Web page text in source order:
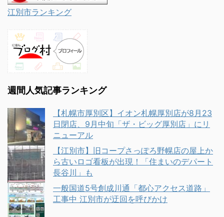
江別市ランキング
週間人気記事ランキング
【札幌市厚別区】イオン札幌厚別店が8月23
日閉店、9月中旬「ザ・ビッグ厚別店」にリ
ニューアル
【江別市】旧コープさっぽろ野幌店の屋上か
ら古いロゴ看板が出現！「住まいのデパート
長谷川」も
一般国道5号創成川通「都心アクセス道路」
工事中 江別市が迂回を呼びかけ